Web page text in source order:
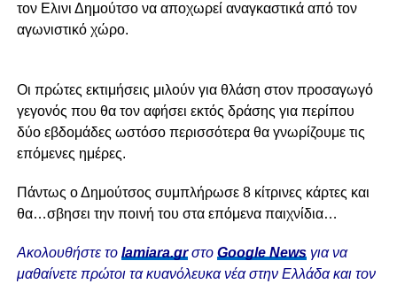
τον Ελινι Δημούτσο να αποχωρεί αναγκαστικά από τον
αγωνιστικό χώρο.
Οι πρώτες εκτιμήσεις μιλούν για θλάση στον προσαγωγό
γεγονός που θα τον αφήσει εκτός δράσης για περίπου
δύο εβδομάδες ωστόσο περισσότερα θα γνωρίζουμε τις
επόμενες ημέρες.
Πάντως ο Δημούτσος συμπλήρωσε 8 κίτρινες κάρτες και
θα…σβησει την ποινή του στα επόμενα παιχνίδια…
Ακολουθήστε το lamiara.grστο Google Newsγια να
μαθαίνετε πρώτοι τα κυανόλευκα νέα στην Ελλάδα και τον